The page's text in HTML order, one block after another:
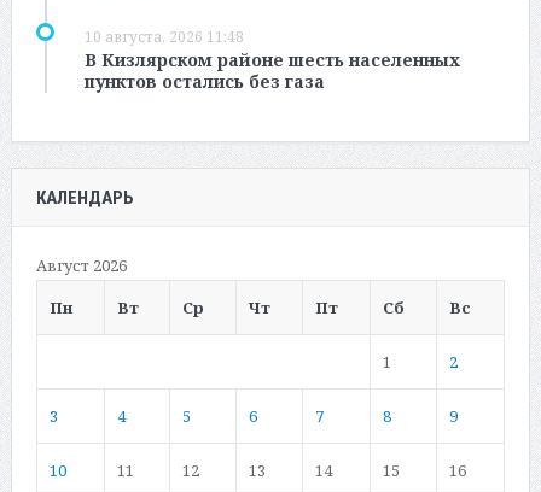
10 августа, 2026 11:48
В Кизлярском районе шесть населенных
пунктов остались без газа
КАЛЕНДАРЬ
Август 2026
Пн
Вт Ср Чт Пт Сб Вс
1 2
3 4 5 6 7 8 9
10 11 12 13 14 15 16